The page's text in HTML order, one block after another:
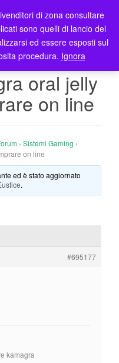
T
o
g
l
e
a
i
oral jelly
on line
› Sistemi Gaming ›
on line
ed è stato aggiornato
.
#695177
kamagra
di zona consultare
sono quelli di lancio del
ed essere esposti sul
procedura. Ignora